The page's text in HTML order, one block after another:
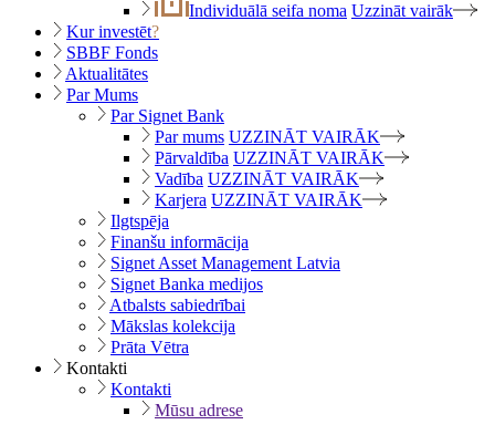
Individuālā seifa noma Uzzināt vairāk
Kur investēt?
SBBF Fonds
Aktualitātes
Par Mums
Par Signet Bank
Par mums UZZINĀT VAIRĀK
Pārvaldība UZZINĀT VAIRĀK
Vadība UZZINĀT VAIRĀK
Karjera UZZINĀT VAIRĀK
Ilgtspēja
Finanšu informācija
Signet Asset Management Latvia
Signet Banka medijos
Atbalsts sabiedrībai
Mākslas kolekcija
Prāta Vētra
Kontakti
Kontakti
Mūsu adrese